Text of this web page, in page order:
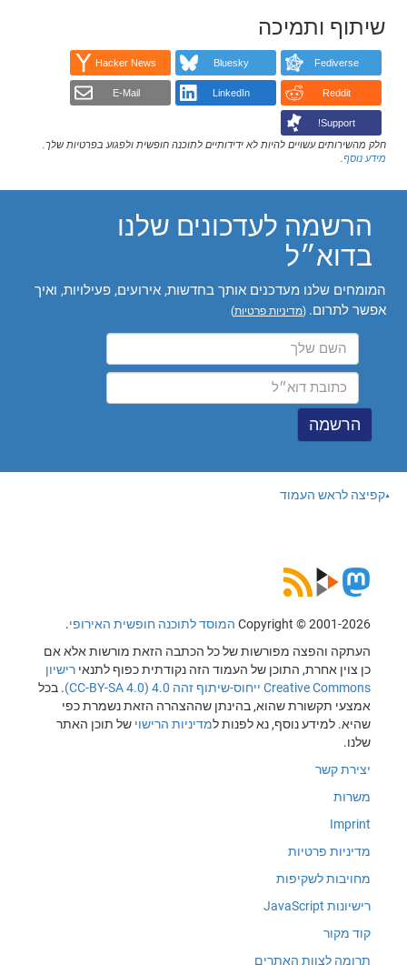
שיתוף ותמיכה
Fediverse
Bluesky
Hacker News
Reddit
LinkedIn
E-Mail
Support!
חלק מהשירותים עשויים להיות לא ידידותיים לתוכנה חופשית ולפגוע בפרטיות שלך.
מידע נוסף.
הרשמה לעדכונים שלנו
בדוא״ל
המומחים שלנו מעדכנים אותך בחדשות, אירועים, פעילויות, ואיך
אפשר לתרום. (מדיניות פרטיות)
קפיצה לראש העמוד
Copyright © 2001-2026 המוסד לתוכנה חופשית האירופי.
העתקה והפצה מפורשות של כל הכתבה הזאת מורשות אלא אם
כן צוין אחרת, התוכן של העמוד הזה נקודתית כפוף לתנאי רישיון
Creative Commons ייחוס-שיתוף זהה 4.0 (CC-BY-SA 4.0)
. בכל
אמצעי תקשורת שהוא, בהינתן שההצהרה הזאת נשמרת כפי
שהיא. למידע נוסף, נא לפנות למדיניות הרישוי של תוכן האתר
שלנו.
יצירת קשר
משרות
Imprint
מדיניות פרטיות
מחויבות לשקיפות
רישיונות JavaScript
קוד מקור
תרומה לצוות האתרים